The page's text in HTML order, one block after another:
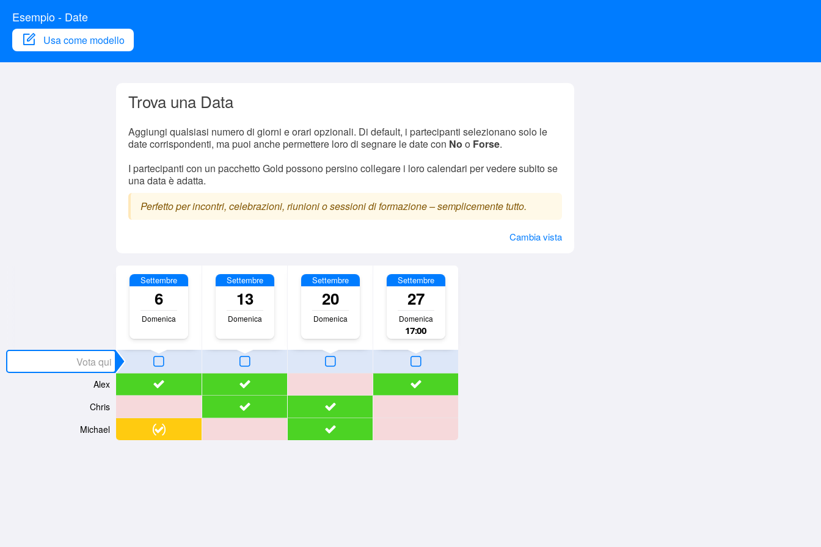
Esempio - Date
Usa come modello
Trova una Data
Aggiungi qualsiasi numero di giorni e orari opzionali. Di default, i partecipanti selezionano solo le
date corrispondenti, ma puoi anche permettere loro di segnare le date con No o Forse.
I partecipanti con un pacchetto Gold possono persino collegare i loro calendari per vedere subito se
una data è adatta.
Perfetto per incontri, celebrazioni, riunioni o sessioni di formazione – semplicemente tutto.
Cambia vista
Settembre
6
Domenica
Settembre
13
Domenica
Settembre
20
Domenica
Settembre
27
Domenica
17:00
Alex
Chris
Michael